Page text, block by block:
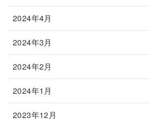
2024年4月
2024年3月
2024年2月
2024年1月
2023年12月